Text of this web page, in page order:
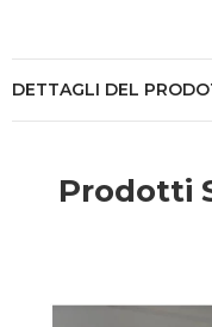
DETTAGLI DEL
Prodotti